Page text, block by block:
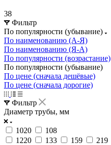
38
Фильтр
По популярности (убывание)
По наименованию (А-Я)
По наименованию (Я-А)
По популярности (возрастание)
По популярности (убывание)
По цене (сначала дешёвые)
По цене (сначала дорогие)
Фильтр
Диаметр трубы, мм
1020
108
1220
133 159 219